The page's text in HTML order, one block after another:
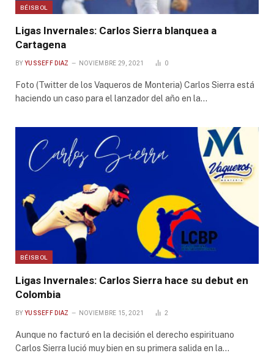
BÉISBOL
Ligas Invernales: Carlos Sierra blanquea a
Cartagena
BY YUSSEFF DIAZ NOVIEMBRE 29, 2021 0
Foto (Twitter de los Vaqueros de Monteria) Carlos Sierra está
haciendo un caso para el lanzador del año en la…
BÉISBOL
Ligas Invernales: Carlos Sierra hace su debut en
Colombia
BY YUSSEFF DIAZ NOVIEMBRE 15, 2021 2
Aunque no facturó en la decisión el derecho espirituano
Carlos Sierra lució muy bien en su primera salida en la…